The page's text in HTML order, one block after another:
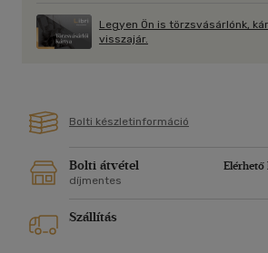
Legyen Ön is törzsvásárlónk,
visszajár.
Bolti készletinformáció
Bolti átvétel
Elérhető
díjmentes
Szállítás